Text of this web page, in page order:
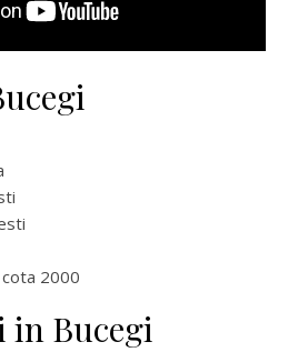
2000
in Bucegi